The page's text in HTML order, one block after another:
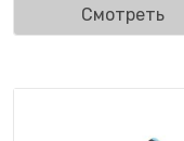
Смотреть